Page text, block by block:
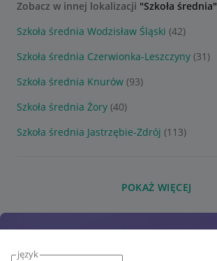
język
Zobacz w innej lokalizacji "Szkoła średnia"
Szkoła średnia Wodzisław Śląski (42)
Szkoła średnia Czerwionka-Leszczyny (31)
Szkoła średnia Knurów (93)
Szkoła średnia Żory (40)
Szkoła średnia Jastrzębie-Zdrój (113)
POKAŻ WIĘCEJ